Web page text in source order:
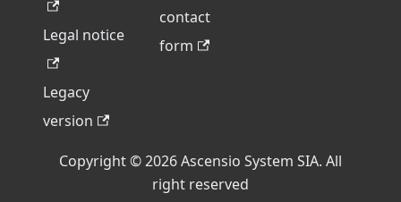
Legal notice
Legacy
version
contact
form
Copyright © 2026 Ascensio System SIA. All
right reserved